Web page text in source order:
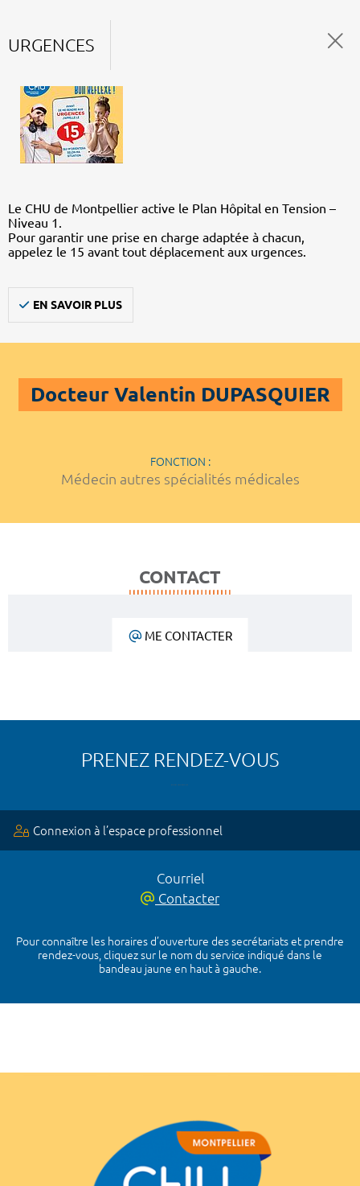
URGENCES
Le CHU de Montpellier active le Plan Hôpital en Tension –
Niveau 1.
Pour garantir une prise en charge adaptée à chacun,
appelez le 15 avant tout déplacement aux urgences.
EN SAVOIR PLUS
Docteur Valentin DUPASQUIER
FONCTION :
Médecin autres spécialités médicales
CONTACT
ME CONTACTER
PRENEZ RENDEZ-VOUS
Connexion à l’espace professionnel
Courriel
Contacter
Pour connaître les horaires d’ouverture des secrétariats et prendre
rendez-vous, cliquez sur le nom du service indiqué dans le
bandeau jaune en haut à gauche.